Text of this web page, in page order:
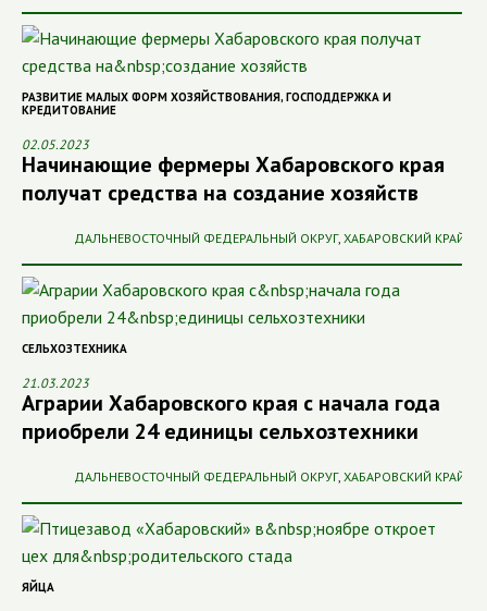
РАЗВИТИЕ МАЛЫХ ФОРМ ХОЗЯЙСТВОВАНИЯ, ГОСПОДДЕРЖКА И
КРЕДИТОВАНИЕ
02.05.2023
Начинающие фермеры Хабаровского края
получат средства на создание хозяйств
ДАЛЬНЕВОСТОЧНЫЙ ФЕДЕРАЛЬНЫЙ ОКРУГ, ХАБАРОВСКИЙ КРАЙ
СЕЛЬХОЗТЕХНИКА
21.03.2023
Аграрии Хабаровского края с начала года
приобрели 24 единицы сельхозтехники
ДАЛЬНЕВОСТОЧНЫЙ ФЕДЕРАЛЬНЫЙ ОКРУГ, ХАБАРОВСКИЙ КРАЙ
ЯЙЦА